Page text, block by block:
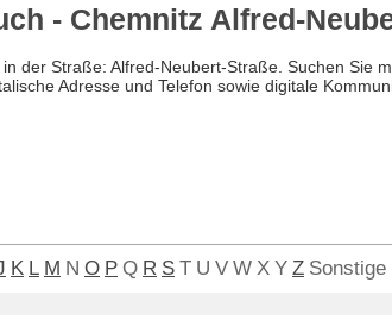
- Chemnitz Alfred-
der Straße: Alfred-Neubert-Straße. Suchen Sie
Adresse und Telefon sowie digitale
K L M N O P Q R S T U V W X Y Z Sonstige